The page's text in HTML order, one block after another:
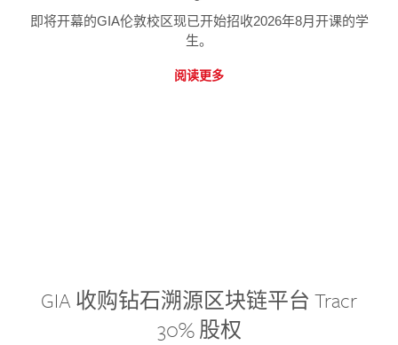
即将开幕的GIA伦敦校区现已开始招收2026年8月开课的学
生。
阅读更多
GIA 收购钻石溯源区块链平台 Tracr
30% 股权